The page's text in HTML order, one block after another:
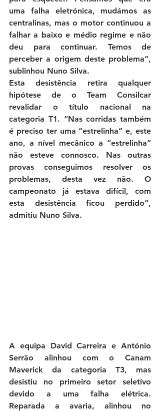
uma falha eletrónica, mudámos as
centralinas, mas o motor continuou a
falhar a baixo e médio regime e não
deu para continuar. Temos de
perceber a origem deste problema”,
sublinhou Nuno Silva.
Esta desistência retira qualquer
hipótese de o Team Consilcar
revalidar o título nacional na
categoria T1. “Nas corridas também
é preciso ter uma “estrelinha” e, este
ano, a nível mecânico a “estrelinha”
não esteve connosco. Nas outras
provas conseguimos resolver os
problemas, desta vez não. O
campeonato já estava difícil, com
esta desistência ficou perdido”,
admitiu Nuno Silva.
A equipa David Carreira e António
Serrão alinhou com o Canam
Maverick da categoria T3, mas
desistiu no primeiro setor seletivo
devido a uma falha elétrica.
Reparada a avaria, alinhou no